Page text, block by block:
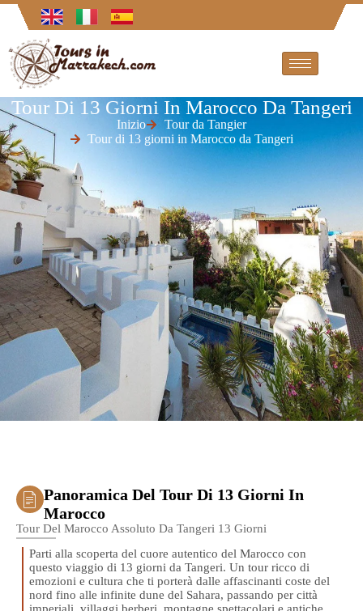
Tour Di 13 Giorni In Marocco Da Tangeri
Inizio
Tour da Tangier
Tour di 13 giorni in Marocco da Tangeri
Panoramica Del Tour Di 13 Giorni In
Marocco
Tour Del Marocco Assoluto Da Tangeri 13 Giorni
Parti alla scoperta del cuore autentico del Marocco con
questo viaggio di 13 giorni da Tangeri. Un tour ricco di
emozioni e cultura che ti porterà dalle affascinanti coste del
nord fino alle infinite dune del Sahara, passando per città